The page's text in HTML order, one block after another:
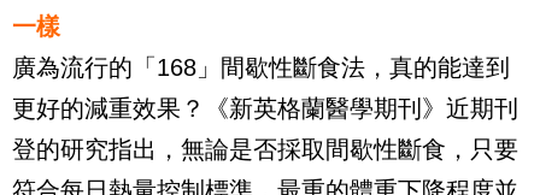
一樣
廣為流行的「168」間歇性斷食法，真的能達到
更好的減重效果？《新英格蘭醫學期刊》近期刊
登的研究指出，無論是否採取間歇性斷食，只要